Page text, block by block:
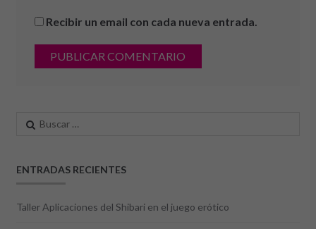
Recibir un email con cada nueva entrada.
Buscar:
ENTRADAS RECIENTES
Taller Aplicaciones del Shibari en el juego erótico